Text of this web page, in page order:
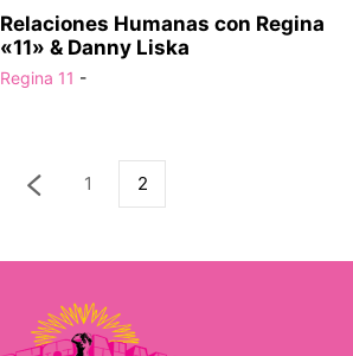
Relaciones Humanas con Regina
«11» & Danny Liska
Regina 11 -
1 2